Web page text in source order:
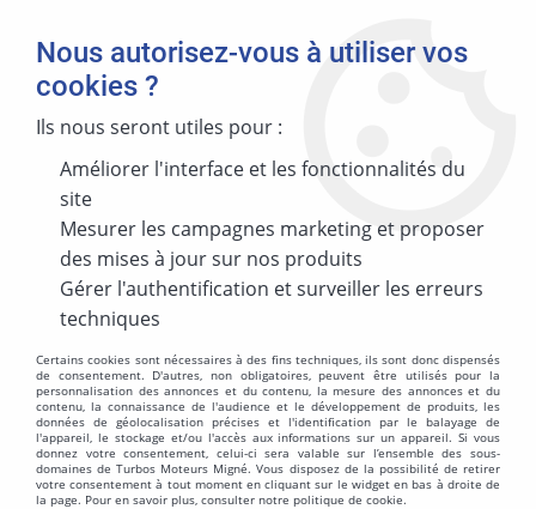
Accueil >CT DIV >CARCASSE THINFO
Aucune correspondance trouvée
Nous autorisez-vous à utiliser vos
cookies ?
Ils nous seront utiles pour :
Améliorer l'interface et les fonctionnalités du
site
Mesurer les campagnes marketing et proposer
des mises à jour sur nos produits
Gérer l'authentification et surveiller les erreurs
techniques
Certains cookies sont nécessaires à des fins techniques, ils sont donc dispensés
de consentement. D'autres, non obligatoires, peuvent être utilisés pour la
personnalisation des annonces et du contenu, la mesure des annonces et du
contenu, la connaissance de l'audience et le développement de produits, les
données de géolocalisation précises et l'identification par le balayage de
l'appareil, le stockage et/ou l'accès aux informations sur un appareil. Si vous
donnez votre consentement, celui-ci sera valable sur l’ensemble des sous-
domaines de Turbos Moteurs Migné. Vous disposez de la possibilité de retirer
votre consentement à tout moment en cliquant sur le widget en bas à droite de
la page. Pour en savoir plus, consulter notre politique de cookie.